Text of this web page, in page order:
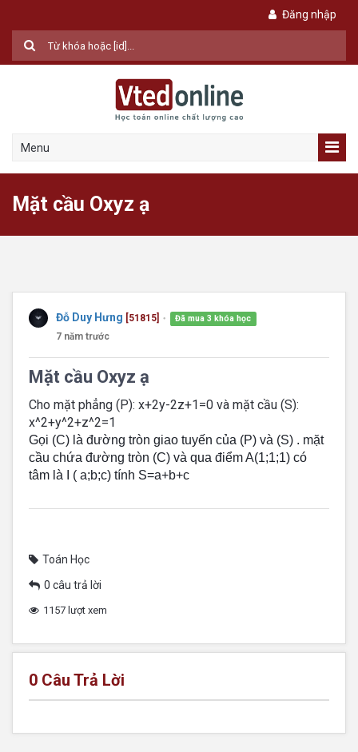
Đăng nhập
Menu
Mặt cầu Oxyz ạ
Đỗ Duy Hưng [51815] ● Đã mua 3 khóa học
7 năm trước
Mặt cầu Oxyz ạ
Cho mặt phẳng (P): x+2y-2z+1=0 và mặt cầu (S):
x^2+y^2+z^2=1
Gọi (C) là đường tròn giao tuyến của (P) và (S) . mặt
cầu chứa đường tròn (C) và qua điểm A(1;1;1) có
tâm là I ( a;b;c) tính S=a+b+c
Toán Học
0 câu trả lời
1157 lượt xem
0 Câu Trả Lời